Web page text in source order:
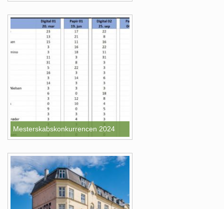
Mesterskabskonkurrencen 2024